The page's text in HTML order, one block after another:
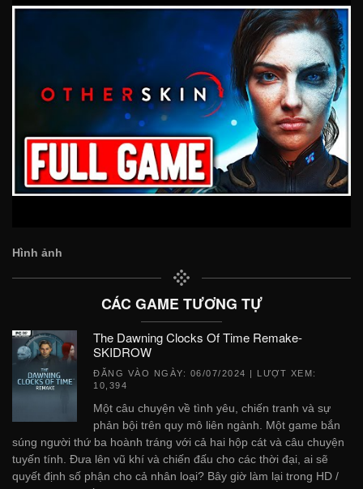
Hình ảnh
CÁC GAME TƯƠNG TỰ
The Dawning Clocks Of Time Remake-
SKIDROW
ĐĂNG VÀO NGÀY: 06/07/2024 | LƯỢT XEM:
10,394
Một câu chuyện về tình yêu, chiến tranh và sự
phản bội trên quy mô liên ngành. Một game bắn
súng người thứ ba hoành tráng với cả hai hộp cát và câu chuyện
tuyến tính. Đưa lên vũ khí và chiến đấu cho các thời đại, ai sẽ
quyết định số phận cho cả nhân loại? Bây giờ làm lại trong HD /